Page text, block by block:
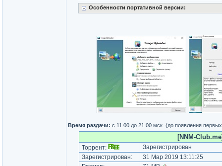
Особенности портативной версии:
Время раздачи: с 11.00 до 21.00 мск. (до появления
[NNM-
Торрент:
Зарегистрирован
Зарегистрирован:
31 Мар 2019 13:11:25